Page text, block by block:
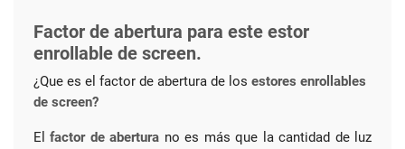
Factor de abertura para este estor
enrollable de screen.
¿Que es el factor de abertura de los estores enrollables
de screen?
Elfactor de abertura no es más que la cantidad de luz